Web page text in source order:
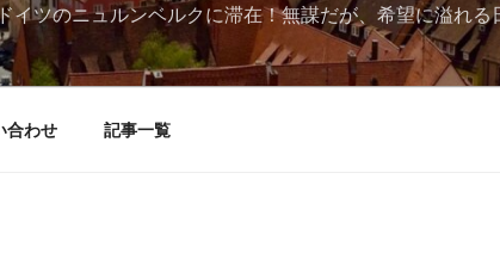
イツのニュルンベルクに滞在！無謀だが、希望に溢れる
合わせ 記事一覧